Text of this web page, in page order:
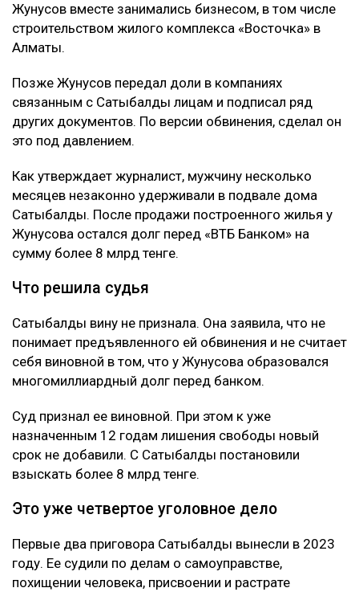
Жунусов вместе занимались бизнесом, в том числе
строительством жилого комплекса «Восточка» в
Алматы.
Позже Жунусов передал доли в компаниях
связанным с Сатыбалды лицам и подписал ряд
других документов. По версии обвинения, сделал он
это под давлением.
Как утверждает журналист, мужчину несколько
месяцев незаконно удерживали в подвале дома
Сатыбалды. После продажи построенного жилья у
Жунусова остался долг перед «ВТБ Банком» на
сумму более 8 млрд тенге.
Что решила судья
Сатыбалды вину не признала. Она заявила, что не
понимает предъявленного ей обвинения и не считает
себя виновной в том, что у Жунусова образовался
многомиллиардный долг перед банком.
Суд признал ее виновной. При этом к уже
назначенным 12 годам лишения свободы новый
срок не добавили. С Сатыбалды постановили
взыскать более 8 млрд тенге.
Это уже четвертое уголовное дело
Первые два приговора Сатыбалды вынесли в 2023
году. Ее судили по делам о самоуправстве,
похищении человека, присвоении и растрате